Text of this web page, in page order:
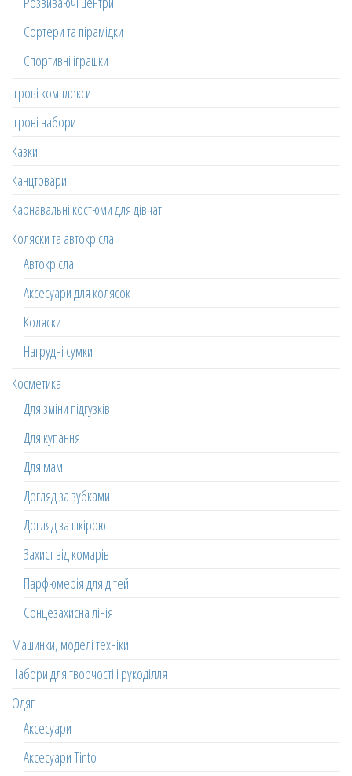
Сортери та пірамідки
Спортивні іграшки
Ігрові комплекси
Ігрові набори
Казки
Канцтовари
Карнавальні костюми для дівчат
Коляски та автокрісла
Автокрісла
Аксесуари для колясок
Коляски
Нагрудні сумки
Косметика
Для зміни підгузків
Для купання
Для мам
Догляд за зубками
Догляд за шкірою
Захист від комарів
Парфюмерія для дітей
Сонцезахисна лінія
Машинки, моделі техніки
Набори для творчості і рукоділля
Одяг
Аксесуари
Аксесуари Tinto